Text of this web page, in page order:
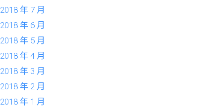
2018 年 7 月
2018 年 6 月
2018 年 5 月
2018 年 4 月
2018 年 3 月
2018 年 2 月
2018 年 1 月